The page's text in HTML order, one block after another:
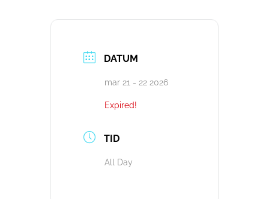
DATUM
mar 21 - 22 2026
Expired!
TID
All Day